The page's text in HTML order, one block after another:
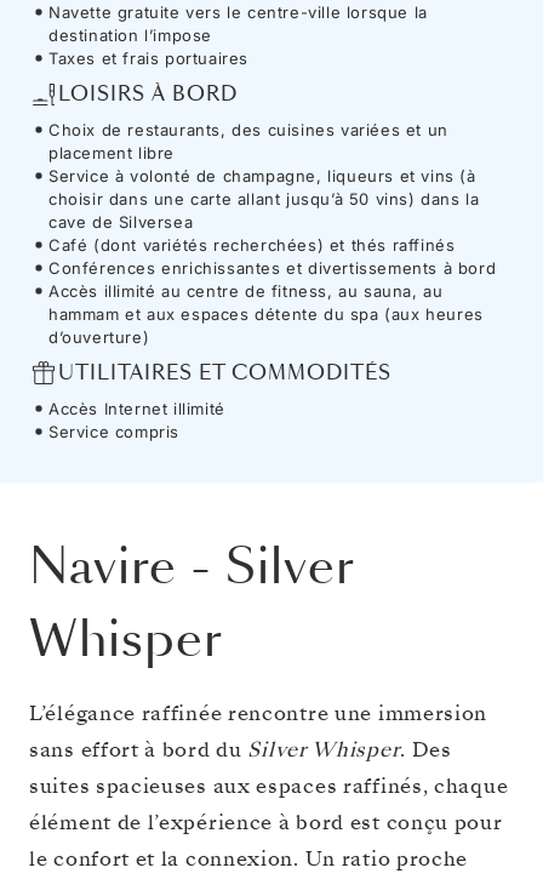
Navette gratuite vers le centre-ville lorsque la
destination l’impose
Taxes et frais portuaires
LOISIRS À BORD
Choix de restaurants, des cuisines variées et un
placement libre
Service à volonté de champagne, liqueurs et vins (à
choisir dans une carte allant jusqu’à 50 vins) dans la
cave de Silversea
Café (dont variétés recherchées) et thés raffinés
Conférences enrichissantes et divertissements à bord
Accès illimité au centre de fitness, au sauna, au
hammam et aux espaces détente du spa (aux heures
d’ouverture)
UTILITAIRES ET COMMODITÉS
Accès Internet illimité
Service compris
Navire - Silver
Whisper
L’élégance raffinée rencontre une immersion
sans effort à bord du Silver Whisper. Des
suites spacieuses aux espaces raffinés, chaque
élément de l’expérience à bord est conçu pour
le confort et la connexion. Un ratio proche